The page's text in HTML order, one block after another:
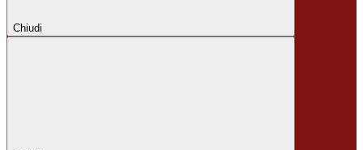
Chiudi